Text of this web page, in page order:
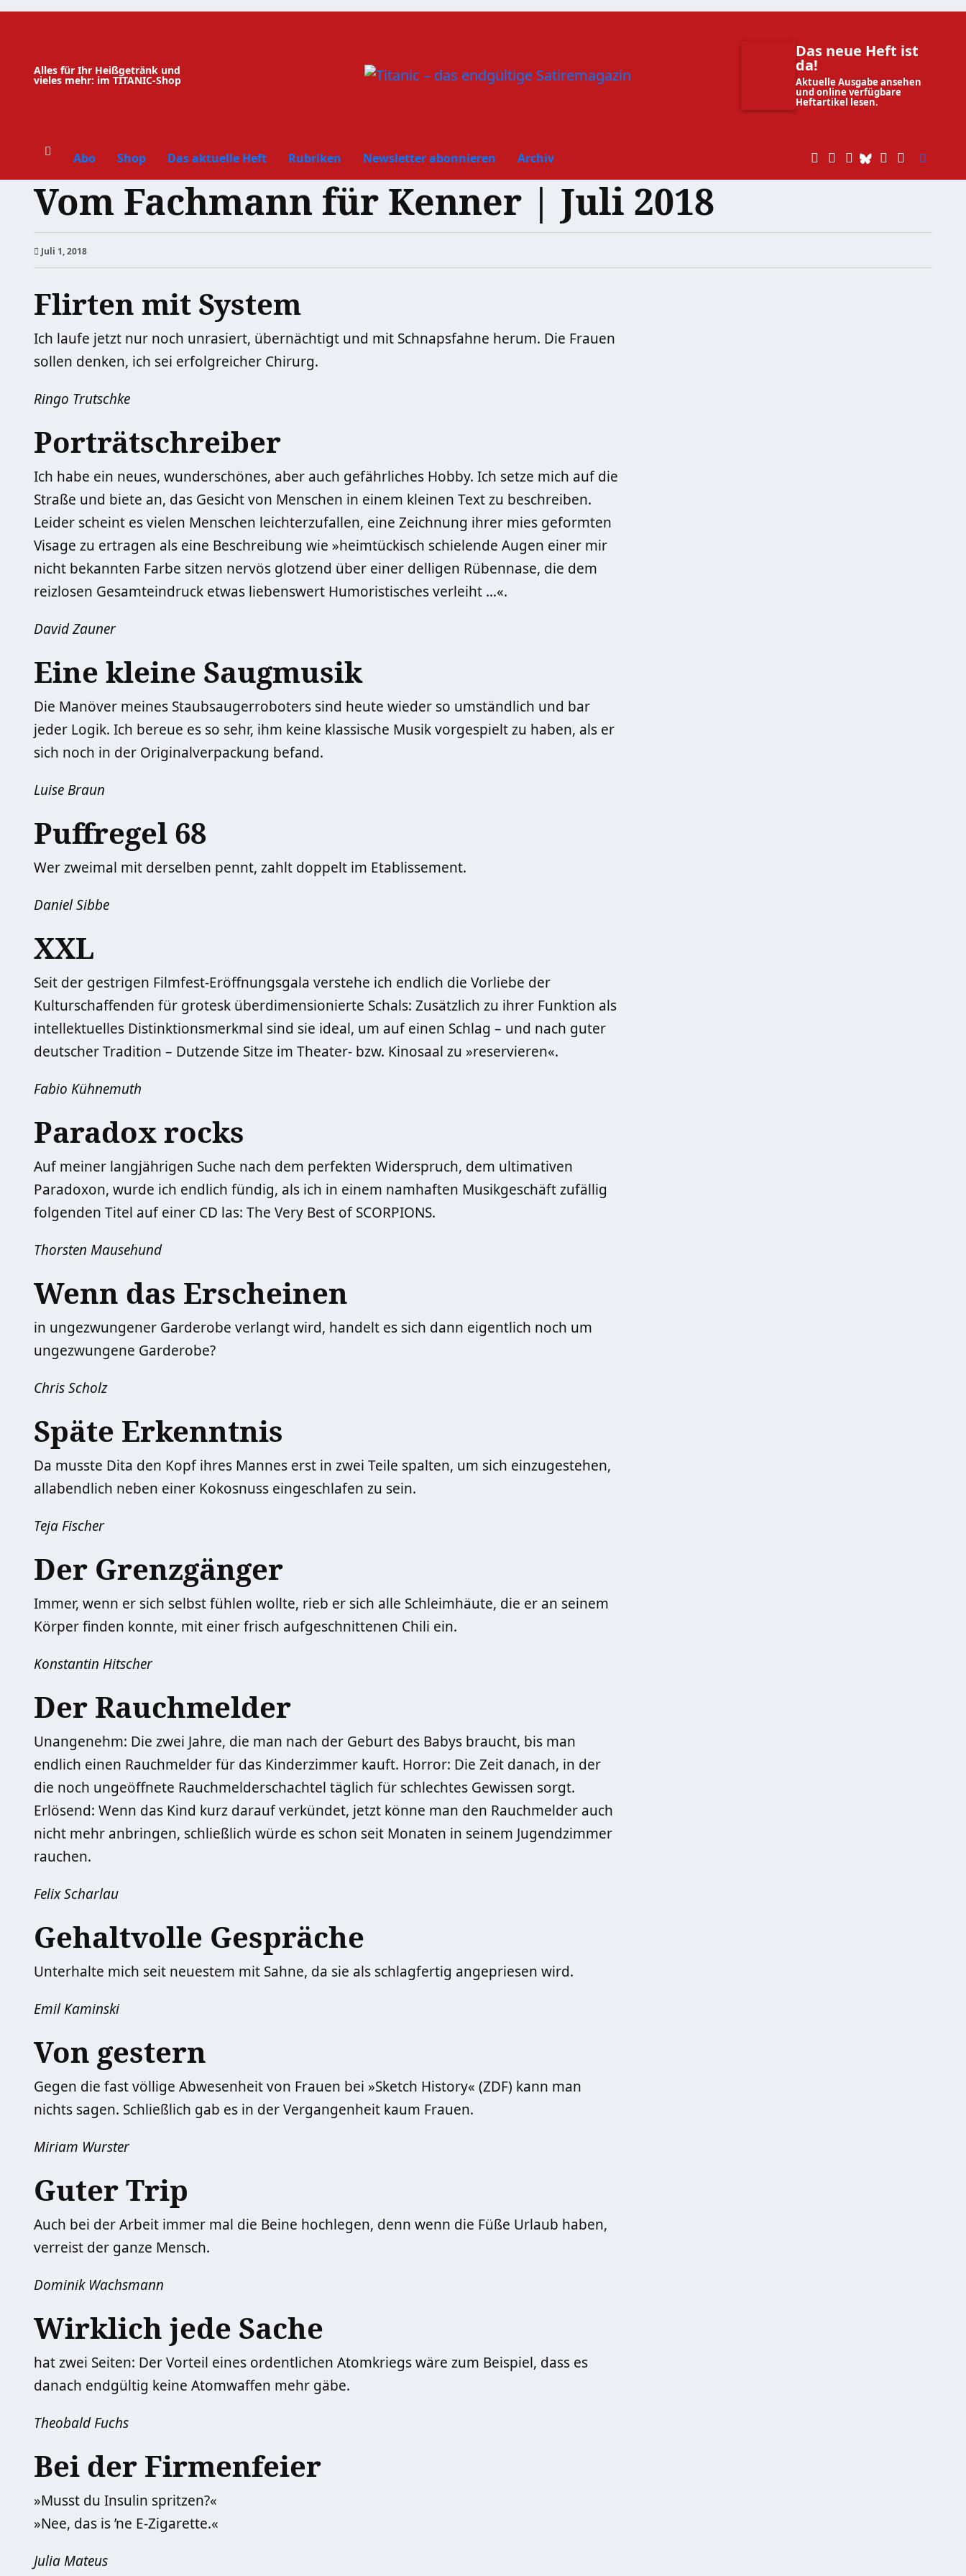
Zum
Alles für Ihr Heißgetränk und
vieles mehr: im TITANIC-Shop
Das neue Heft ist
da!
Aktuelle Ausgabe ansehen
und online verfügbare
Heftartikel lesen.
Abo Shop Das aktuelle Heft Rubriken Newsletter abonnieren Archiv
Vom Fachmann für Kenner | Juli 2018
Juli 1, 2018
Flirten mit System
Ich laufe jetzt nur noch unrasiert, übernächtigt und mit Schnapsfahne herum. Die Frauen
sollen denken, ich sei erfolgreicher Chirurg.
Ringo Trutschke
Porträtschreiber
Ich habe ein neues, wunderschönes, aber auch gefährliches Hobby. Ich setze mich auf die
Straße und biete an, das Gesicht von Menschen in einem kleinen Text zu beschreiben.
Leider scheint es vielen Menschen leichterzufallen, eine Zeichnung ihrer mies geformten
Visage zu ertragen als eine Beschreibung wie »heimtückisch schielende Augen einer mir
nicht bekannten Farbe sitzen nervös glotzend über einer delligen Rübennase, die dem
reizlosen Gesamteindruck etwas liebenswert Humoristisches verleiht …«.
David Zauner
Eine kleine Saugmusik
Die Manöver meines Staubsaugerroboters sind heute wieder so umständlich und bar
jeder Logik. Ich bereue es so sehr, ihm keine klassische Musik vorgespielt zu haben, als er
sich noch in der Originalverpackung befand.
Luise Braun
Puffregel 68
Wer zweimal mit derselben pennt, zahlt doppelt im Etablissement.
Daniel Sibbe
XXL
Seit der gestrigen Filmfest-Eröffnungsgala verstehe ich endlich die Vorliebe der
Kulturschaffenden für grotesk überdimensionierte Schals: Zusätzlich zu ihrer Funktion als
intellektuelles Distinktionsmerkmal sind sie ideal, um auf einen Schlag – und nach guter
deutscher Tradition – Dutzende Sitze im Theater- bzw. Kinosaal zu »reservieren«.
Fabio Kühnemuth
Paradox rocks
Auf meiner langjährigen Suche nach dem perfekten Widerspruch, dem ultimativen
Paradoxon, wurde ich endlich fündig, als ich in einem namhaften Musikgeschäft zufällig
folgenden Titel auf einer CD las: The Very Best of SCORPIONS.
Thorsten Mausehund
Wenn das Erscheinen
in ungezwungener Garderobe verlangt wird, handelt es sich dann eigentlich noch um
ungezwungene Garderobe?
Chris Scholz
Späte Erkenntnis
Da musste Dita den Kopf ihres Mannes erst in zwei Teile spalten, um sich einzugestehen,
allabendlich neben einer Kokosnuss eingeschlafen zu sein.
Teja Fischer
Der Grenzgänger
Immer, wenn er sich selbst fühlen wollte, rieb er sich alle Schleimhäute, die er an seinem
Körper ﬁnden konnte, mit einer frisch aufgeschnittenen Chili ein.
Konstantin Hitscher
Der Rauchmelder
Unangenehm: Die zwei Jahre, die man nach der Geburt des Babys braucht, bis man
endlich einen Rauchmelder für das Kinderzimmer kauft. Horror: Die Zeit danach, in der
die noch ungeöffnete Rauchmelderschachtel täglich für schlechtes Gewissen sorgt.
Erlösend: Wenn das Kind kurz darauf verkündet, jetzt könne man den Rauchmelder auch
nicht mehr anbringen, schließlich würde es schon seit Monaten in seinem Jugendzimmer
rauchen.
Felix Scharlau
Gehaltvolle Gespräche
Unterhalte mich seit neuestem mit Sahne, da sie als schlagfertig angepriesen wird.
Emil Kaminski
Von gestern
Gegen die fast völlige Abwesenheit von Frauen bei »Sketch History« (ZDF) kann man
nichts sagen. Schließlich gab es in der Vergangenheit kaum Frauen.
Miriam Wurster
Guter Trip
Auch bei der Arbeit immer mal die Beine hochlegen, denn wenn die Füße Urlaub haben,
verreist der ganze Mensch.
Dominik Wachsmann
Wirklich jede Sache
hat zwei Seiten: Der Vorteil eines ordentlichen Atomkriegs wäre zum Beispiel, dass es
danach endgültig keine Atomwaffen mehr gäbe.
Theobald Fuchs
Bei der Firmenfeier
»Musst du Insulin spritzen?«
»Nee, das is ’ne E-Zigarette.«
Julia Mateus